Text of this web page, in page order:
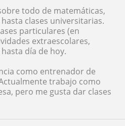
todo de matemáticas,
clases universitarias.
particulares (en
extraescolares,
día de hoy.
como entrenador de
trabajo como
pero me gusta dar clases